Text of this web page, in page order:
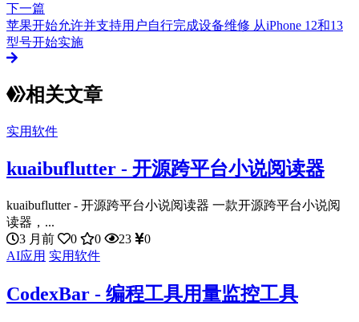
下一篇
苹果开始允许并支持用户自行完成设备维修 从iPhone 12和13
型号开始实施
相关文章
实用软件
kuaibuflutter - 开源跨平台小说阅读器
kuaibuflutter - 开源跨平台小说阅读器 一款开源跨平台小说阅
读器，...
3 月前
0 0 23
0
AI应用 实用软件
CodexBar - 编程工具用量监控工具